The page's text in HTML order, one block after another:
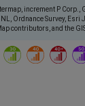
increment P Corp.,
Ordnance Survey, Esri
contributors, and the